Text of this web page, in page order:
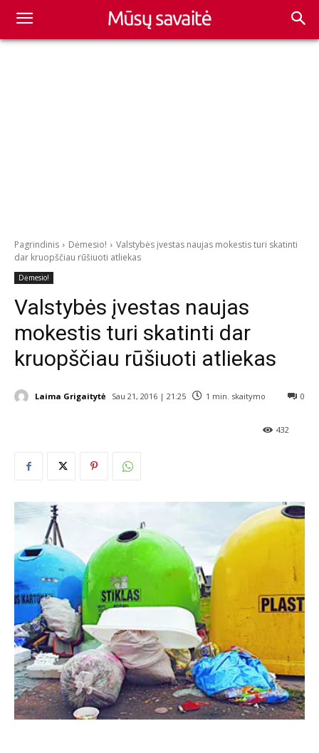
Pagrindinis Dėmesio!
Valstybės įvestas naujas mokestis turi skatinti
dar kruopščiau rūšiuoti atliekas
Dėmesio!
Valstybės įvestas naujas
mokestis turi skatinti dar
kruopščiau rūšiuoti atliekas
Laima Grigaitytė Sau 21, 2016 | 21:25 1 min. skaitymo 0
432